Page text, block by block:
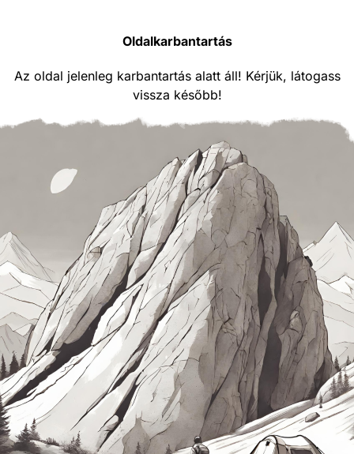
Oldalkarbantartás
Az oldal jelenleg karbantartás alatt áll! Kérjük, látogass
vissza később!